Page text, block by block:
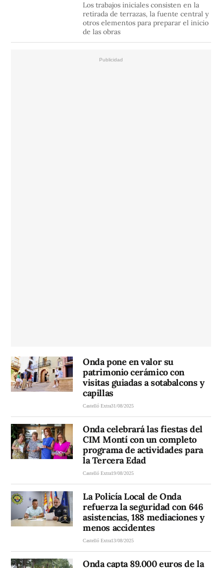
Los trabajos iniciales consisten en la
retirada de terrazas, la fuente central y
otros elementos para preparar el inicio
de las obras
Onda pone en valor su
patrimonio cerámico con
visitas guiadas a sotabalcons y
capillas
Castelló Extra31/08/2025
Onda celebrará las fiestas del
CIM Montí con un completo
programa de actividades para
la Tercera Edad
Castelló Extra19/08/2025
La Policía Local de Onda
refuerza la seguridad con 646
asistencias, 188 mediaciones y
menos accidentes
Castelló Extra13/08/2025
Onda capta 89.000 euros de la